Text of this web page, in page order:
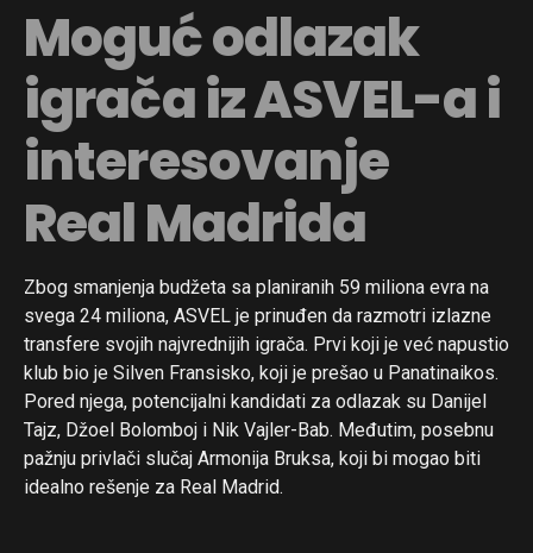
Moguć odlazak
igrača iz ASVEL-a i
interesovanje
Real Madrida
Zbog smanjenja budžeta sa planiranih 59 miliona evra na
svega 24 miliona, ASVEL je prinuđen da razmotri izlazne
transfere svojih najvrednijih igrača. Prvi koji je već napustio
klub bio je Silven Fransisko, koji je prešao u Panatinaikos.
Pored njega, potencijalni kandidati za odlazak su Danijel
Tajz, Džoel Bolomboj i Nik Vajler-Bab. Međutim, posebnu
pažnju privlači slučaj Armonija Bruksa, koji bi mogao biti
idealno rešenje za Real Madrid.